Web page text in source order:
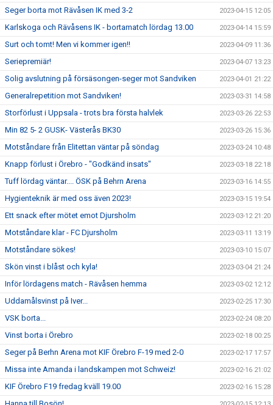
Seger borta mot Rävåsen IK med 3-2 2023-04-15 12:05
Karlskoga och Rävåsens IK - bortamatch lördag 13.00 2023-04-14 15:59
Surt och tomt! Men vi kommer igen!! 2023-04-09 11:36
Seriepremiär! 2023-04-07 13:23
Solig avslutning på försäsongen-seger mot Sandviken 2023-04-01 21:22
Generalrepetition mot Sandviken! 2023-03-31 14:58
Storförlust i Uppsala - trots bra första halvlek 2023-03-26 22:53
Min 82 5- 2 GUSK- Västerås BK30 2023-03-26 15:36
Motståndare från Elitettan väntar på söndag 2023-03-24 10:48
Knapp förlust i Örebro - "Godkänd insats" 2023-03-18 22:18
Tuff lördag väntar.... ÖSK på Behrn Arena 2023-03-16 14:55
Hygienteknik är med oss även 2023! 2023-03-15 19:54
Ett snack efter mötet emot Djursholm 2023-03-12 21:20
Motståndare klar - FC Djursholm 2023-03-11 13:19
Motståndare sökes! 2023-03-10 15:07
Skön vinst i blåst och kyla! 2023-03-04 21:24
Inför lördagens match - Rävåsen hemma 2023-03-02 12:12
Uddamålsvinst på Iver... 2023-02-25 17:30
VSK borta... 2023-02-24 08:20
Vinst borta i Örebro 2023-02-18 00:25
Seger på Berhn Arena mot KIF Örebro F-19 med 2-0 2023-02-17 17:57
Missa inte Amanda i landskampen mot Schweiz! 2023-02-16 21:02
KIF Örebro F19 fredag kväll 19.00 2023-02-16 15:28